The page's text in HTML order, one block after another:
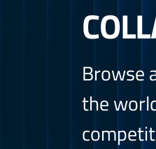
Browse
the